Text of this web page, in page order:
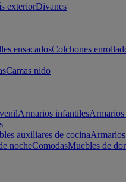
exteriorDivanes
ensacadosColchones
Camas nido
Armarios infantilesArmarios
auxiliares de cocina
nocheComodasMuebles de